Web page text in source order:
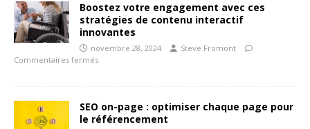
Boostez votre engagement avec ces
stratégies de contenu interactif
innovantes
novembre 28, 2024
Steve Fromont
Commentaires fermés
SEO on-page : optimiser chaque page pour
le référencement